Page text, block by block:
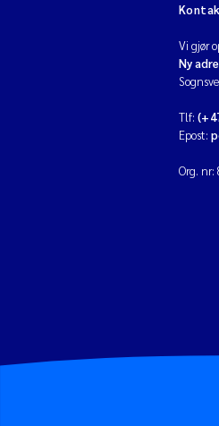
Vi gjør
Ny
Tlf:
Epost:
Org. nr: